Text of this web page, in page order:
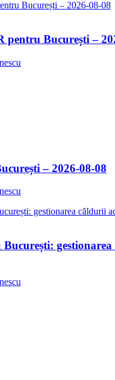
pentru București –
– 2026-08-08